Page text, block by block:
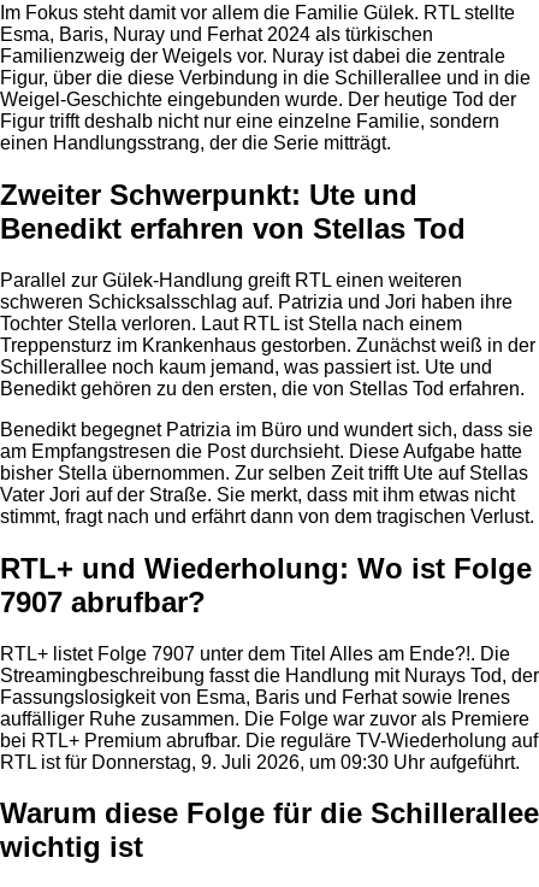
Im Fokus steht damit vor allem die Familie Gülek. RTL stellte
Esma, Baris, Nuray und Ferhat 2024 als türkischen
Familienzweig der Weigels vor. Nuray ist dabei die zentrale
Figur, über die diese Verbindung in die Schillerallee und in die
Weigel-Geschichte eingebunden wurde. Der heutige Tod der
Figur trifft deshalb nicht nur eine einzelne Familie, sondern
einen Handlungsstrang, der die Serie mitträgt.
Zweiter Schwerpunkt: Ute und
Benedikt erfahren von Stellas Tod
Parallel zur Gülek-Handlung greift RTL einen weiteren
schweren Schicksalsschlag auf. Patrizia und Jori haben ihre
Tochter Stella verloren. Laut RTL ist Stella nach einem
Treppensturz im Krankenhaus gestorben. Zunächst weiß in der
Schillerallee noch kaum jemand, was passiert ist. Ute und
Benedikt gehören zu den ersten, die von Stellas Tod erfahren.
Benedikt begegnet Patrizia im Büro und wundert sich, dass sie
am Empfangstresen die Post durchsieht. Diese Aufgabe hatte
bisher Stella übernommen. Zur selben Zeit trifft Ute auf Stellas
Vater Jori auf der Straße. Sie merkt, dass mit ihm etwas nicht
stimmt, fragt nach und erfährt dann von dem tragischen Verlust.
RTL+ und Wiederholung: Wo ist Folge
7907 abrufbar?
RTL+ listet Folge 7907 unter dem Titel Alles am Ende?!. Die
Streamingbeschreibung fasst die Handlung mit Nurays Tod, der
Fassungslosigkeit von Esma, Baris und Ferhat sowie Irenes
auffälliger Ruhe zusammen. Die Folge war zuvor als Premiere
bei RTL+ Premium abrufbar. Die reguläre TV-Wiederholung auf
RTL ist für Donnerstag, 9. Juli 2026, um 09:30 Uhr aufgeführt.
Warum diese Folge für die Schillerallee
wichtig ist